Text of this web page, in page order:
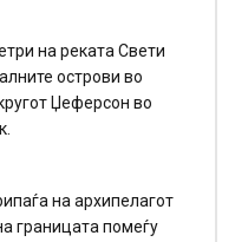
на реката Свети
острови во
Џеферсон во
на архипелагот
границата помеѓу